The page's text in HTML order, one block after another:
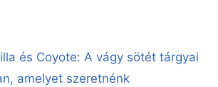
és Coyote: A vágy sötét tárgyai
amelyet szeretnénk